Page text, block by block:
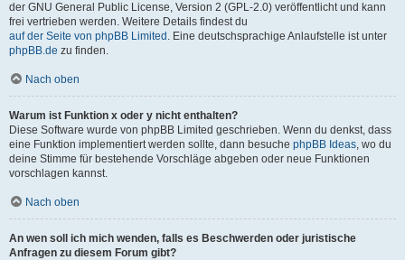
der GNU General Public License, Version 2 (GPL-2.0) veröffentlicht und kann
frei vertrieben werden. Weitere Details findest du
auf der Seite von phpBB Limited . Eine deutschsprachige Anlaufstelle ist unter
phpBB.de zu finden.
Nach oben
Warum ist Funktion x oder y nicht enthalten?
Diese Software wurde von phpBB Limited geschrieben. Wenn du denkst, dass
eine Funktion implementiert werden sollte, dann besuche phpBB Ideas, wo du
deine Stimme für bestehende Vorschläge abgeben oder neue Funktionen
vorschlagen kannst.
Nach oben
An wen soll ich mich wenden, falls es Beschwerden oder juristische
Anfragen zu diesem Forum gibt?